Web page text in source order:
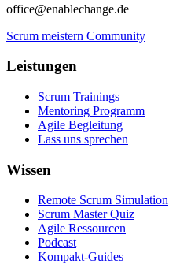
office@enablechange.de
Scrum meistern Community
Leistungen
Scrum Trainings
Mentoring Programm
Agile Begleitung
Lass uns sprechen
Wissen
Remote Scrum Simulation
Scrum Master Quiz
Agile Ressourcen
Podcast
Kompakt-Guides